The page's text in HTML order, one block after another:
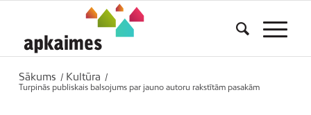
Sākums / Kultūra
/
Turpinās publiskais balsojums par jauno autoru rakstītām pasakām